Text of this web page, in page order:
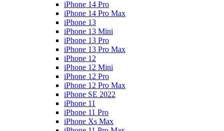
iPhone 14 Pro
iPhone 14 Pro Max
iPhone 13
iPhone 13 Mini
iPhone 13 Pro
iPhone 13 Pro Max
iPhone 12
iPhone 12 Mini
iPhone 12 Pro
iPhone 12 Pro Max
iPhone SE 2022
iPhone 11
iPhone 11 Pro
iPhone Xs Max